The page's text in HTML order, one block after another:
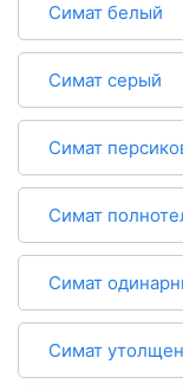
Симат белый
Симат серый
Симат
Симат
Симат
Симат